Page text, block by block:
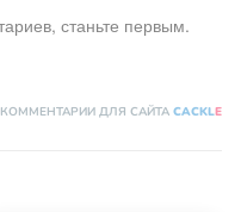
станьте первым.
КОММЕНТАРИИ ДЛЯ САЙТА CACKLE